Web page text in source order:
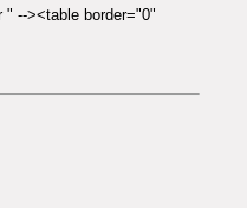
--><table border="0"